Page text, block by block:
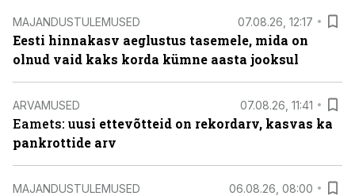
MAJANDUSTULEMUSED 07.08.26, 12:17
Eesti hinnakasv aeglustus tasemele, mida on
olnud vaid kaks korda kümne aasta jooksul
ARVAMUSED 07.08.26, 11:41
Eamets: uusi ettevõtteid on rekordarv, kasvas ka
pankrottide arv
MAJANDUSTULEMUSED 06.08.26, 08:00